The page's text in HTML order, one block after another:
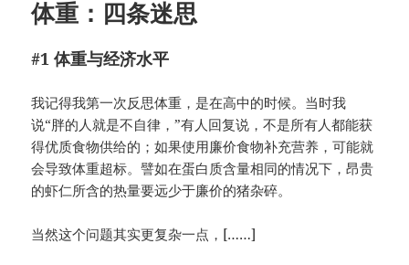
体重：四条迷思
#1 体重与经济水平
我记得我第一次反思体重，是在高中的时候。当时我
说“胖的人就是不自律，”有人回复说，不是所有人都能获
得优质食物供给的；如果使用廉价食物补充营养，可能就
会导致体重超标。譬如在蛋白质含量相同的情况下，昂贵
的虾仁所含的热量要远少于廉价的猪杂碎。
当然这个问题其实更复杂一点，[……]